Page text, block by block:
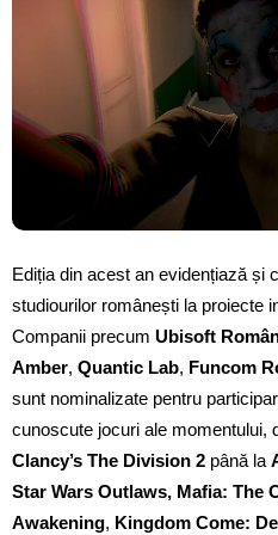
Ediția din acest an evidențiază și
studiourilor românești la proiecte
Companii precum Ubisoft
Amber, Quantic Lab, Funcom
sunt nominalizate pentru
cunoscute jocuri ale momentului,
Clancy’s The Division 2 până la
Star Wars Outlaws, Mafia: The
Awakening, Kingdom Come: